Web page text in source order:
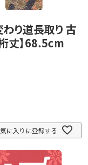
わり道長取り 古
丈】68.5cm
に入りに登録する